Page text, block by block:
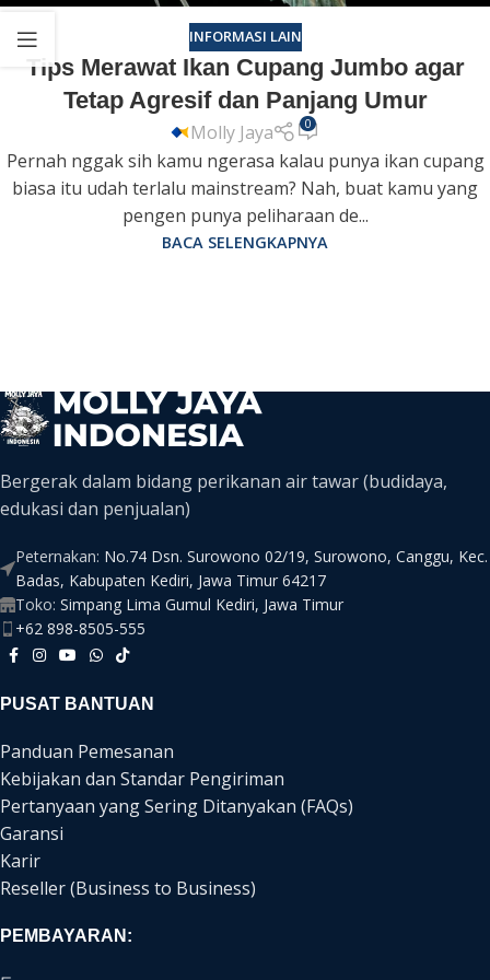
INFORMASI LAIN
Tips Merawat Ikan Cupang Jumbo agar
Tetap Agresif dan Panjang Umur
Molly Jaya 0
Pernah nggak sih kamu ngerasa kalau punya ikan cupang
biasa itu udah terlalu mainstream? Nah, buat kamu yang
pengen punya peliharaan de...
BACA SELENGKAPNYA
Bergerak dalam bidang perikanan air tawar (budidaya,
edukasi dan penjualan)
Peternakan: No.74 Dsn. Surowono 02/19, Surowono, Canggu, Kec.
Badas, Kabupaten Kediri, Jawa Timur 64217
Toko: Simpang Lima Gumul Kediri, Jawa Timur
+62 898-8505-555
PUSAT BANTUAN
Panduan Pemesanan
Kebijakan dan Standar Pengiriman
Pertanyaan yang Sering Ditanyakan (FAQs)
Garansi
Karir
Reseller (Business to Business)
PEMBAYARAN: